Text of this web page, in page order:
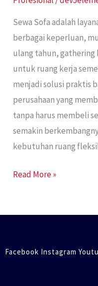
Sewa Sofa adalah
berbagai keperluan,
ulang tahun, gathering
untuk ruang kerja
menjadi solusi praktis
perusahaan yang
tanpa harus membeli
semakin
kebutuhan ruang
Read More »
Facebook Instagram